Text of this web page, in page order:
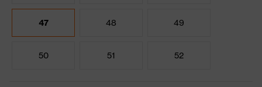
47 48 49
50 51 52